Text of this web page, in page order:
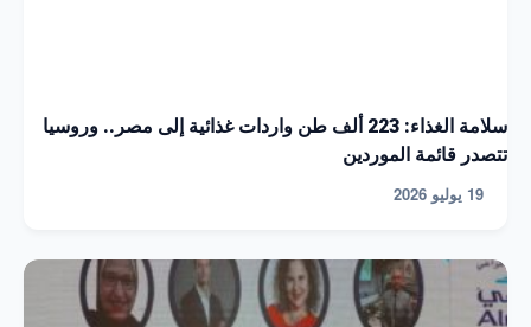
سلامة الغذاء: 223 ألف طن واردات غذائية إلى مصر.. وروسيا
تتصدر قائمة الموردين
19 يوليو 2026